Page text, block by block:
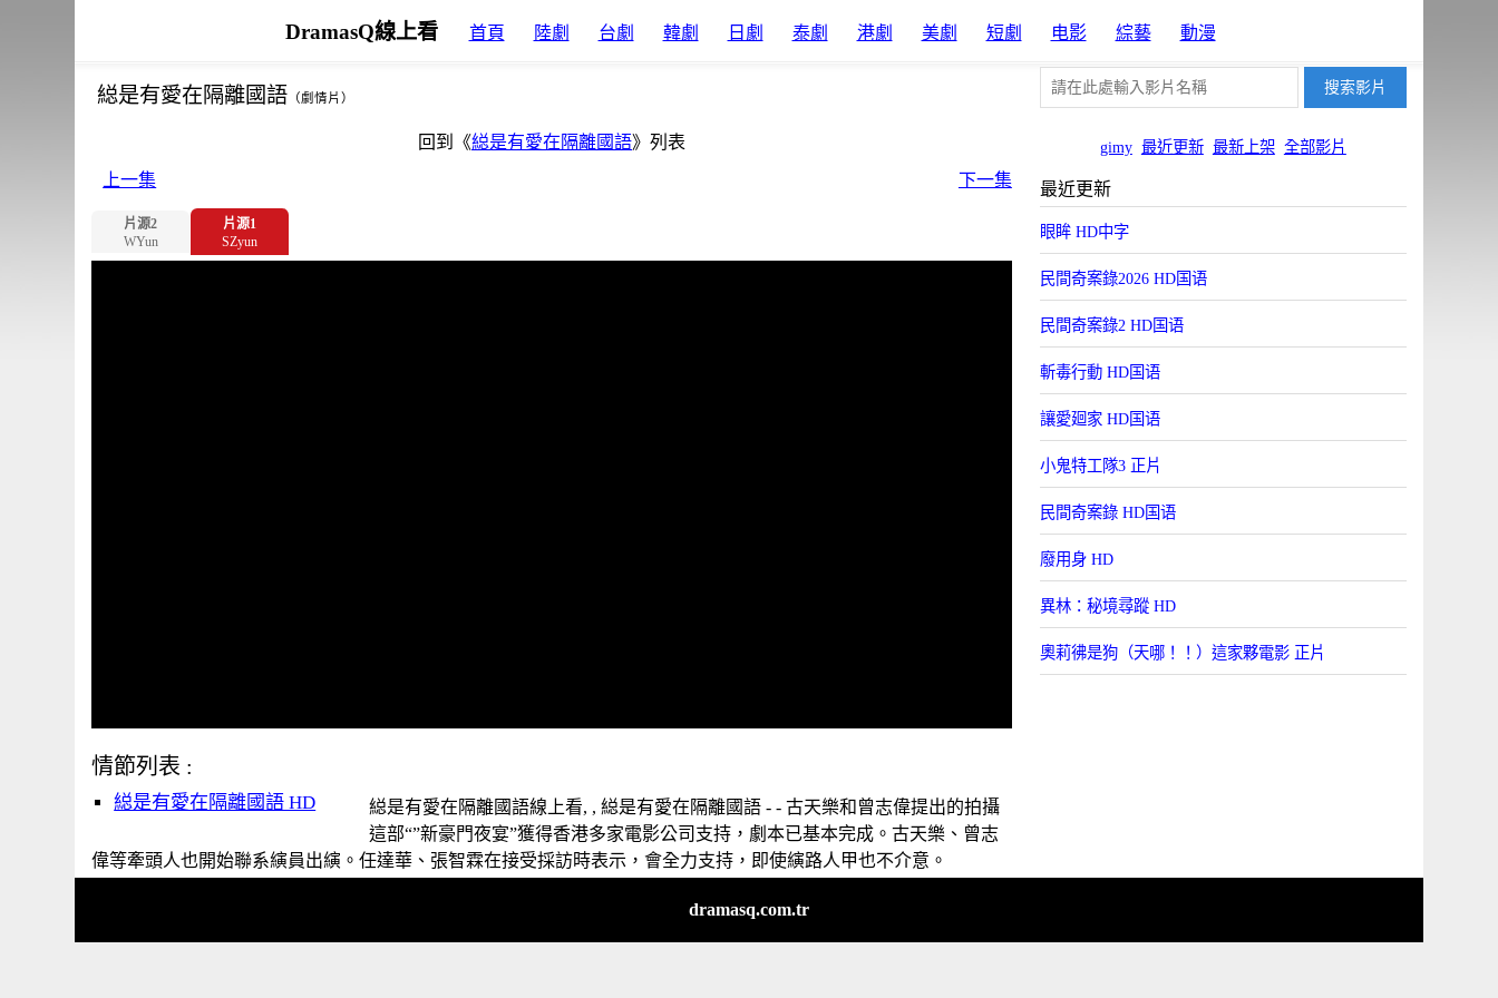
DramasQ線上看 首頁 陸劇 台劇 韓劇 日劇 泰劇 港劇 美劇 短劇 电影 綜藝 動漫
gimy 最近更新 最新上架 全部影片
縂是有愛在隔離國語 （劇情片）
回到《縂是有愛在隔離國語》列表
上一集
下一集
片源2
WYun
片源1
SZyun
情節列表 :
縂是有愛在隔離國語 HD
縂是有愛在隔離國語線上看, , 縂是有愛在隔離國語 - - 古天樂和曾志偉提出的拍攝
這部“”新豪門夜宴”獲得香港多家電影公司支持，劇本已基本完成。古天樂、曾志
偉等牽頭人也開始聯系縯員出縯。任達華、張智霖在接受採訪時表示，會全力支持，即使縯路人甲也不介意。
最近更新
眼眸 HD中字
民間奇案錄2026 HD国语
民間奇案錄2 HD国语
斬毒行動 HD国语
讓愛廻家 HD国语
小鬼特工隊3 正片
民間奇案錄 HD国语
廢用身 HD
異林：秘境尋蹤 HD
奧莉彿是狗（天哪！！）這家夥電影 正片
dramasq.com.tr